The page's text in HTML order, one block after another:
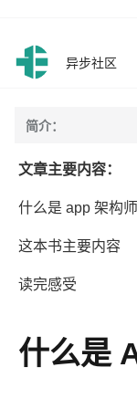
异步社区
简介：
文章主要内容：
什么是 app 架构师
这本书主要内容
读完感受
什么是